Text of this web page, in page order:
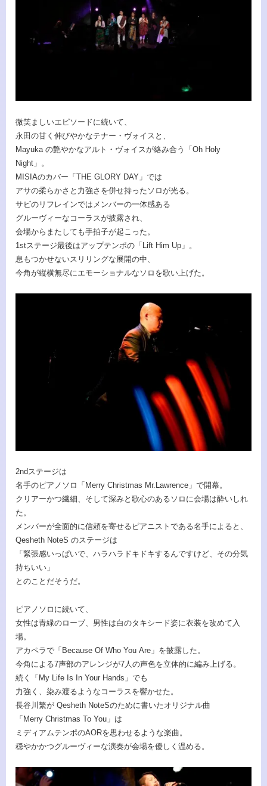
微笑ましいエピソードに続いて、
永田の甘く伸びやかなテナー・ヴォイスと、
Mayuka の艶やかなアルト・ヴォイスが絡み合う「Oh Holy
Night」。
MISIAのカバー「THE GLORY DAY」では
アサの柔らかさと力強さを併せ持ったソロが光る。
サビのリフレインではメンバーの一体感ある
グルーヴィーなコーラスが披露され、
会場からまたしても手拍子が起こった。
1stステージ最後はアップテンポの「Lift Him Up」。
息もつかせないスリリングな展開の中、
今角が縦横無尽にエモーショナルなソロを歌い上げた。
2ndステージは
名手のピアノソロ「Merry Christmas Mr.Lawrence」で開幕。
クリアーかつ繊細、そして深みと歌心のあるソロに会場は酔いしれ
た。
メンバーが全面的に信頼を寄せるピアニストである名手によると、
Qesheth NoteS のステージは
「緊張感いっぱいで、ハラハラドキドキするんですけど、その分気
持ちいい」
とのことだそうだ。
ピアノソロに続いて、
女性は青緑のローブ、男性は白のタキシード姿に衣装を改めて入
場。
アカペラで「Because Of Who You Are」を披露した。
今角による7声部のアレンジが7人の声色を立体的に編み上げる。
続く「My Life Is In Your Hands」でも
力強く、染み渡るようなコーラスを響かせた。
長谷川繁が Qesheth NoteSのために書いたオリジナル曲
「Merry Christmas To You」は
ミディアムテンポのAORを思わせるような楽曲。
穏やかかつグルーヴィーな演奏が会場を優しく温める。